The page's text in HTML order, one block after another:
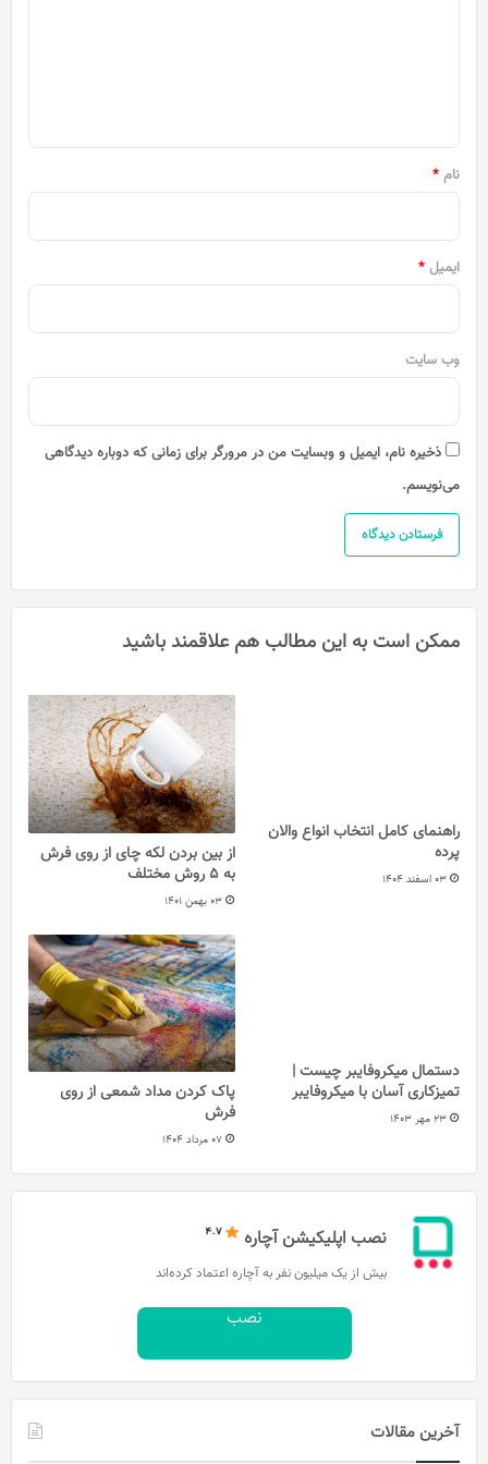
نام *
ایمیل *
وب‌ سایت
ذخیره نام، ایمیل و وبسایت من در مرورگر برای زمانی که دوباره دیدگاهی
می‌نویسم.
ممکن است به این مطالب هم علاقمند باشید
راهنمای کامل انتخاب انواع والان
پرده
03 اسفند 1404
از بین بردن لکه چای از روی فرش
به 5 روش مختلف
03 بهمن 1401
دستمال میکروفایبر چیست |
تمیزکاری آسان با میکروفایبر
23 مهر 1403
پاک کردن مداد شمعی از روی
فرش
07 مرداد 1404
نصب اپلیکیشن آچاره
بیش از یک میلیون نفر به آچاره اعتماد کرده‌اند
نصب
آخرین مقالات